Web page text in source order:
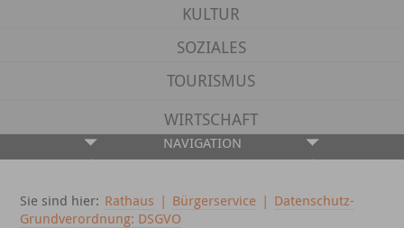
KULTUR
SOZIALES
TOURISMUS
WIRTSCHAFT
NAVIGATION
Sie sind hier: Rathaus | Bürgerservice | Datenschutz-
Grundverordnung: DSGVO